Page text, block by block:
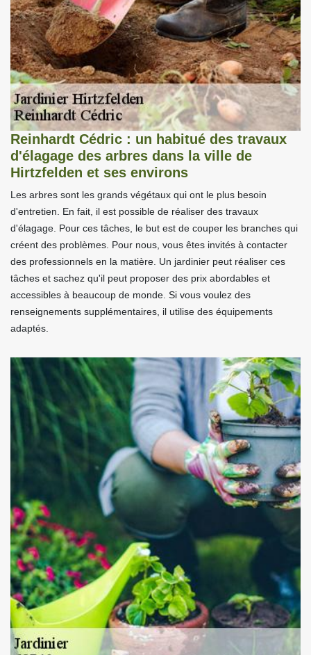
Reinhardt Cédric : un habitué des travaux
d'élagage des arbres dans la ville de
Hirtzfelden et ses environs
Les arbres sont les grands végétaux qui ont le plus besoin
d'entretien. En fait, il est possible de réaliser des travaux
d'élagage. Pour ces tâches, le but est de couper les branches qui
créent des problèmes. Pour nous, vous êtes invités à contacter
des professionnels en la matière. Un jardinier peut réaliser ces
tâches et sachez qu'il peut proposer des prix abordables et
accessibles à beaucoup de monde. Si vous voulez des
renseignements supplémentaires, il utilise des équipements
adaptés.